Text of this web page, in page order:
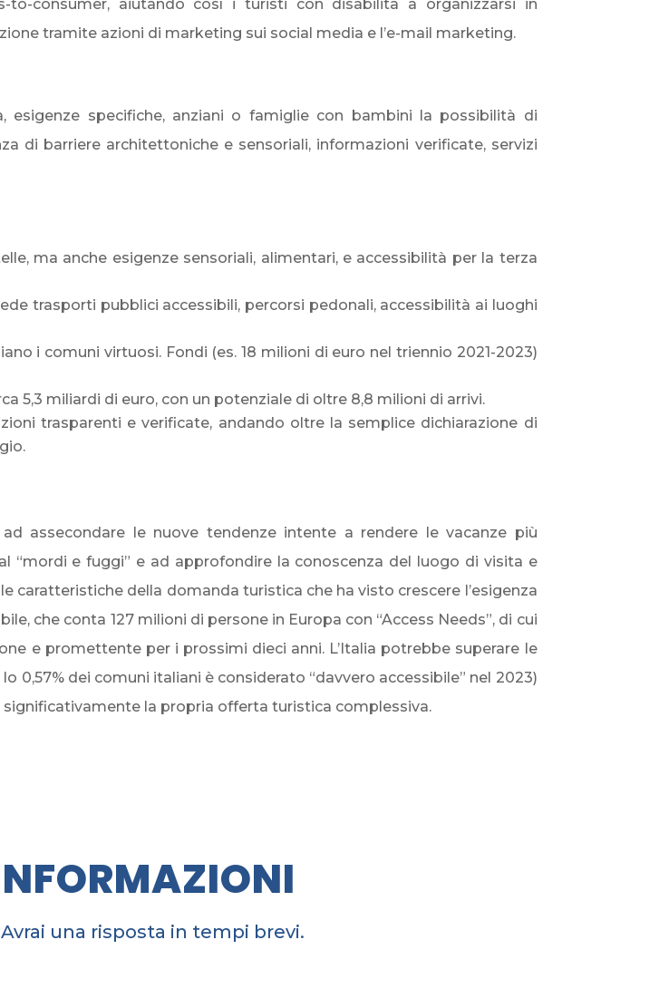
to-consumer, aiutando così i turisti con disabilità a organizzarsi in
tramite azioni di marketing sui social media e l’e-mail marketing.
esigenze specifiche, anziani o famiglie con bambini la possibilità di
di barriere architettoniche e sensoriali, informazioni verificate, servizi
ma anche esigenze sensoriali, alimentari, e accessibilità per la terza
trasporti pubblici accessibili, percorsi pedonali, accessibilità ai luoghi
i comuni virtuosi. Fondi (es. 18 milioni di euro nel triennio 2021-2023)
5,3 miliardi di euro, con un potenziale di oltre 8,8 milioni di arrivi.
trasparenti e verificate, andando oltre la semplice dichiarazione di
assecondare le nuove tendenze intente a rendere le vacanze più
“mordi e fuggi” e ad approfondire la conoscenza del luogo di visita e
caratteristiche della domanda turistica che ha visto crescere l’esigenza
che conta 127 milioni di persone in Europa con “Access Needs”, di cui
e promettente per i prossimi dieci anni. L’Italia potrebbe superare le
0,57% dei comuni italiani è considerato “davvero accessibile” nel 2023)
la propria offerta turistica complessiva.
una risposta in tempi brevi.